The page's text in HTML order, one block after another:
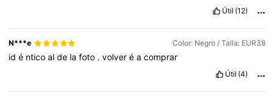
Útil (12)
N***e Color: Negro / Talla: EUR38
idé nticoalde lafoto .volveréacomprar
Útil (4)